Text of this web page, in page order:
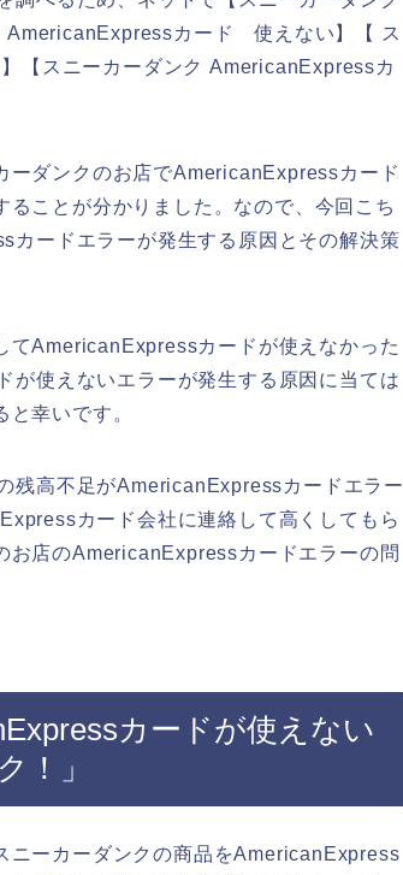
AmericanExpressカード 使えない】【 ス
【スニーカーダンク AmericanExpressカ
ーダンクのお店でAmericanExpressカード
ことが分かりました。なので、今回こち
カードエラーが発生する原因とその解決策
てAmericanExpressカードが使えなかった
使えないエラーが発生する原因に当ては
幸いです。
残高不足がAmericanExpressカードエラー
カード会社に連絡して高くしてもら
お店のAmericanExpressカードエラーの問
カードが使えない
！」
ニーカーダンクの商品をAmericanExpress